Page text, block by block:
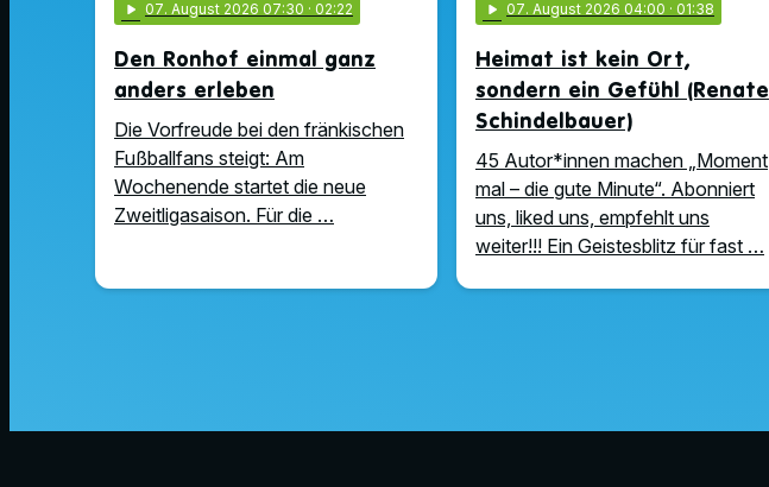
play_arrow 07. August 2026 07:30 · 02:22
Den Ronhof einmal ganz
anders erleben
Die Vorfreude bei den fränkischen
Fußballfans steigt: Am
Wochenende startet die neue
Zweitligasaison. Für die …
play_arrow 07. August 2026 04:00 · 01:38
Heimat ist kein Ort,
sondern ein Gefühl (Renate
Schindelbauer)
45 Autor*innen machen „Moment
mal – die gute Minute“. Abonniert
uns, liked uns, empfehlt uns
weiter!!! Ein Geistesblitz für fast …